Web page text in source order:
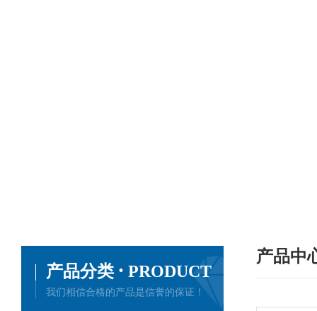
产品中
产品分类 · PRODUCT
我们相信合格的产品是信誉的保证！